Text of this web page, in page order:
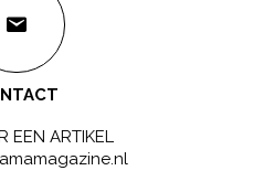
EEN ARTIKEL